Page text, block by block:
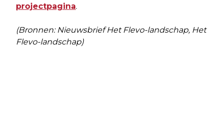
projectpagina.
(Bronnen: Nieuwsbrief Het Flevo-landschap, Het
Flevo-landschap)